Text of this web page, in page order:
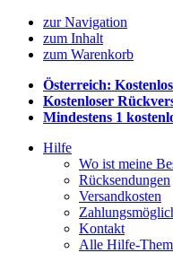
zur Navigation
zum Inhalt
zum Warenkorb
Österreich:
Kostenloser
Mindestens 1
Hilfe
Wo ist meine
Rücksendungen
Versandkosten
Kontakt
Alle Hilfe-